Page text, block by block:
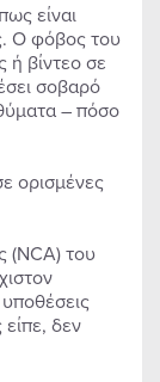
είναι
Ο φόβος του
βίντεο σε
σοβαρό
– πόσο
ορισμένες
(NCA) του
δεν